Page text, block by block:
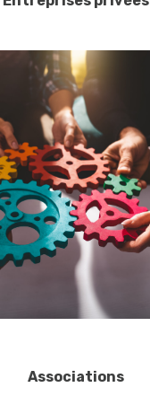
Associations